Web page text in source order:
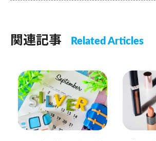
関連記事 Related Articles